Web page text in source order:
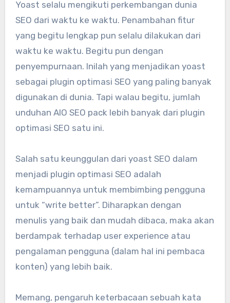
Yoast selalu mengikuti perkembangan dunia
SEO dari waktu ke waktu. Penambahan fitur
yang begitu lengkap pun selalu dilakukan dari
waktu ke waktu. Begitu pun dengan
penyempurnaan. Inilah yang menjadikan yoast
sebagai plugin optimasi SEO yang paling banyak
digunakan di dunia. Tapi walau begitu, jumlah
unduhan AIO SEO pack lebih banyak dari plugin
optimasi SEO satu ini.
Salah satu keunggulan dari yoast SEO dalam
menjadi plugin optimasi SEO adalah
kemampuannya untuk membimbing pengguna
untuk “write better”. Diharapkan dengan
menulis yang baik dan mudah dibaca, maka akan
berdampak terhadap user experience atau
pengalaman pengguna (dalam hal ini pembaca
konten) yang lebih baik.
Memang, pengaruh keterbacaan sebuah kata